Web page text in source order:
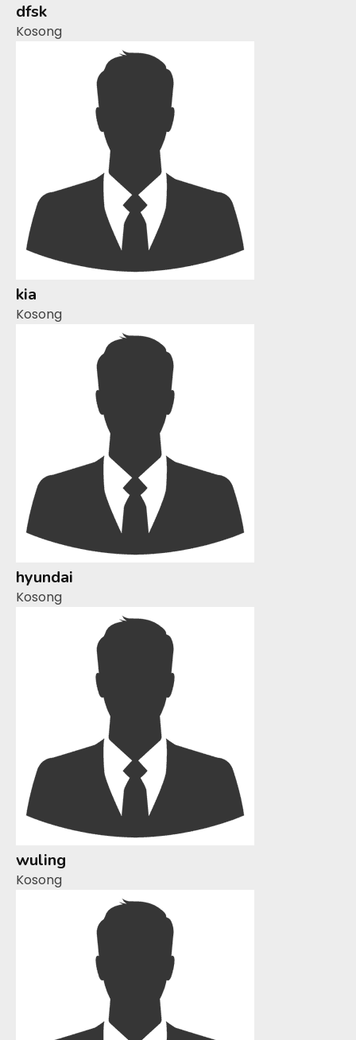
dfsk
Kosong
kia
Kosong
hyundai
Kosong
wuling
Kosong